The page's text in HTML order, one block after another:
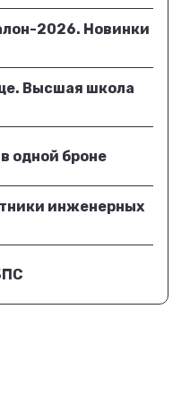
2026. Новинки
Высшая школа
одной броне
инженерных